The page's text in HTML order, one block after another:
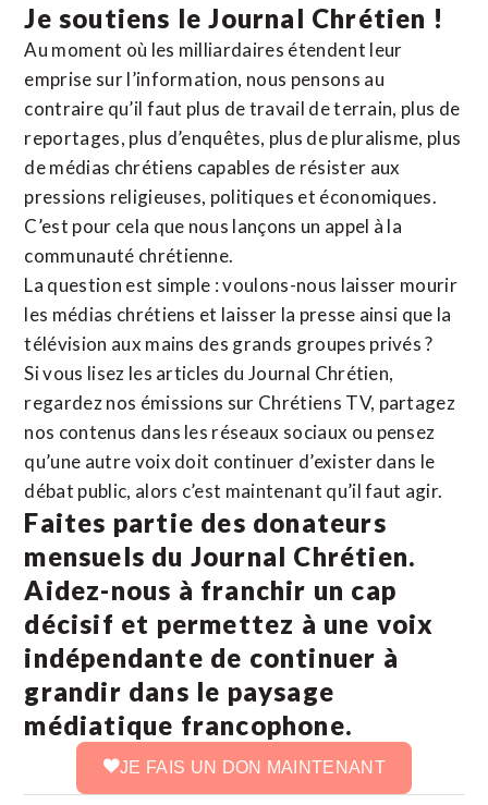
Je soutiens le Journal Chrétien !
Au moment où les milliardaires étendent leur
emprise sur l’information, nous pensons au
contraire qu’il faut plus de travail de terrain, plus de
reportages, plus d’enquêtes, plus de pluralisme, plus
de médias chrétiens capables de résister aux
pressions religieuses, politiques et économiques.
C’est pour cela que nous lançons un appel à la
communauté chrétienne.
La question est simple : voulons-nous laisser mourir
les médias chrétiens et laisser la presse ainsi que la
télévision aux mains des grands groupes privés ?
Si vous lisez les articles du Journal Chrétien,
regardez nos émissions sur Chrétiens TV, partagez
nos contenus dans les réseaux sociaux ou pensez
qu’une autre voix doit continuer d’exister dans le
débat public, alors c’est maintenant qu’il faut agir.
Faites partie des donateurs
mensuels du Journal Chrétien.
Aidez-nous à franchir un cap
décisif et permettez à une voix
indépendante de continuer à
grandir dans le paysage
médiatique francophone.
JE FAIS UN DON MAINTENANT